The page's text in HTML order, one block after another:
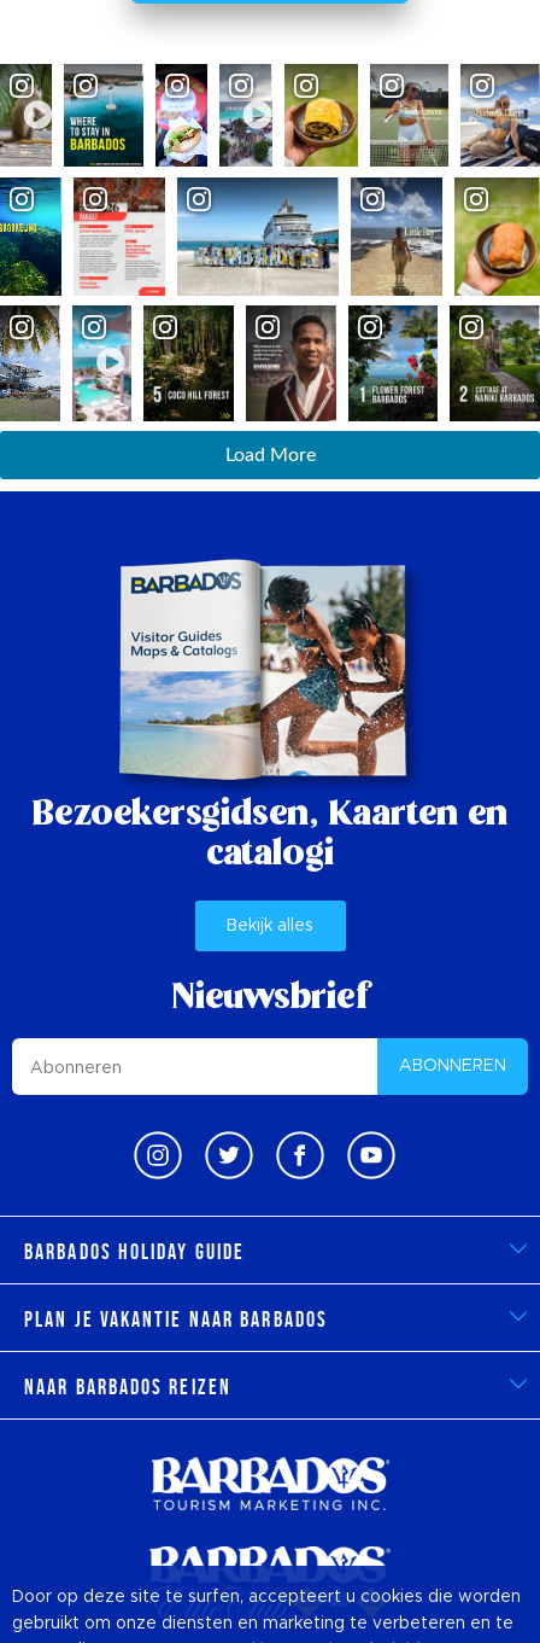
Load More
Bezoekersgidsen, Kaarten en
catalogi
Bekijk alles
Nieuwsbrief
ABONNEREN
Barbados Holiday Guide
Plan je vakantie naar Barbados
Naar Barbados reizen
Door op deze site te surfen, accepteert u cookies die worden
gebruikt om onze diensten en marketing te verbeteren en te